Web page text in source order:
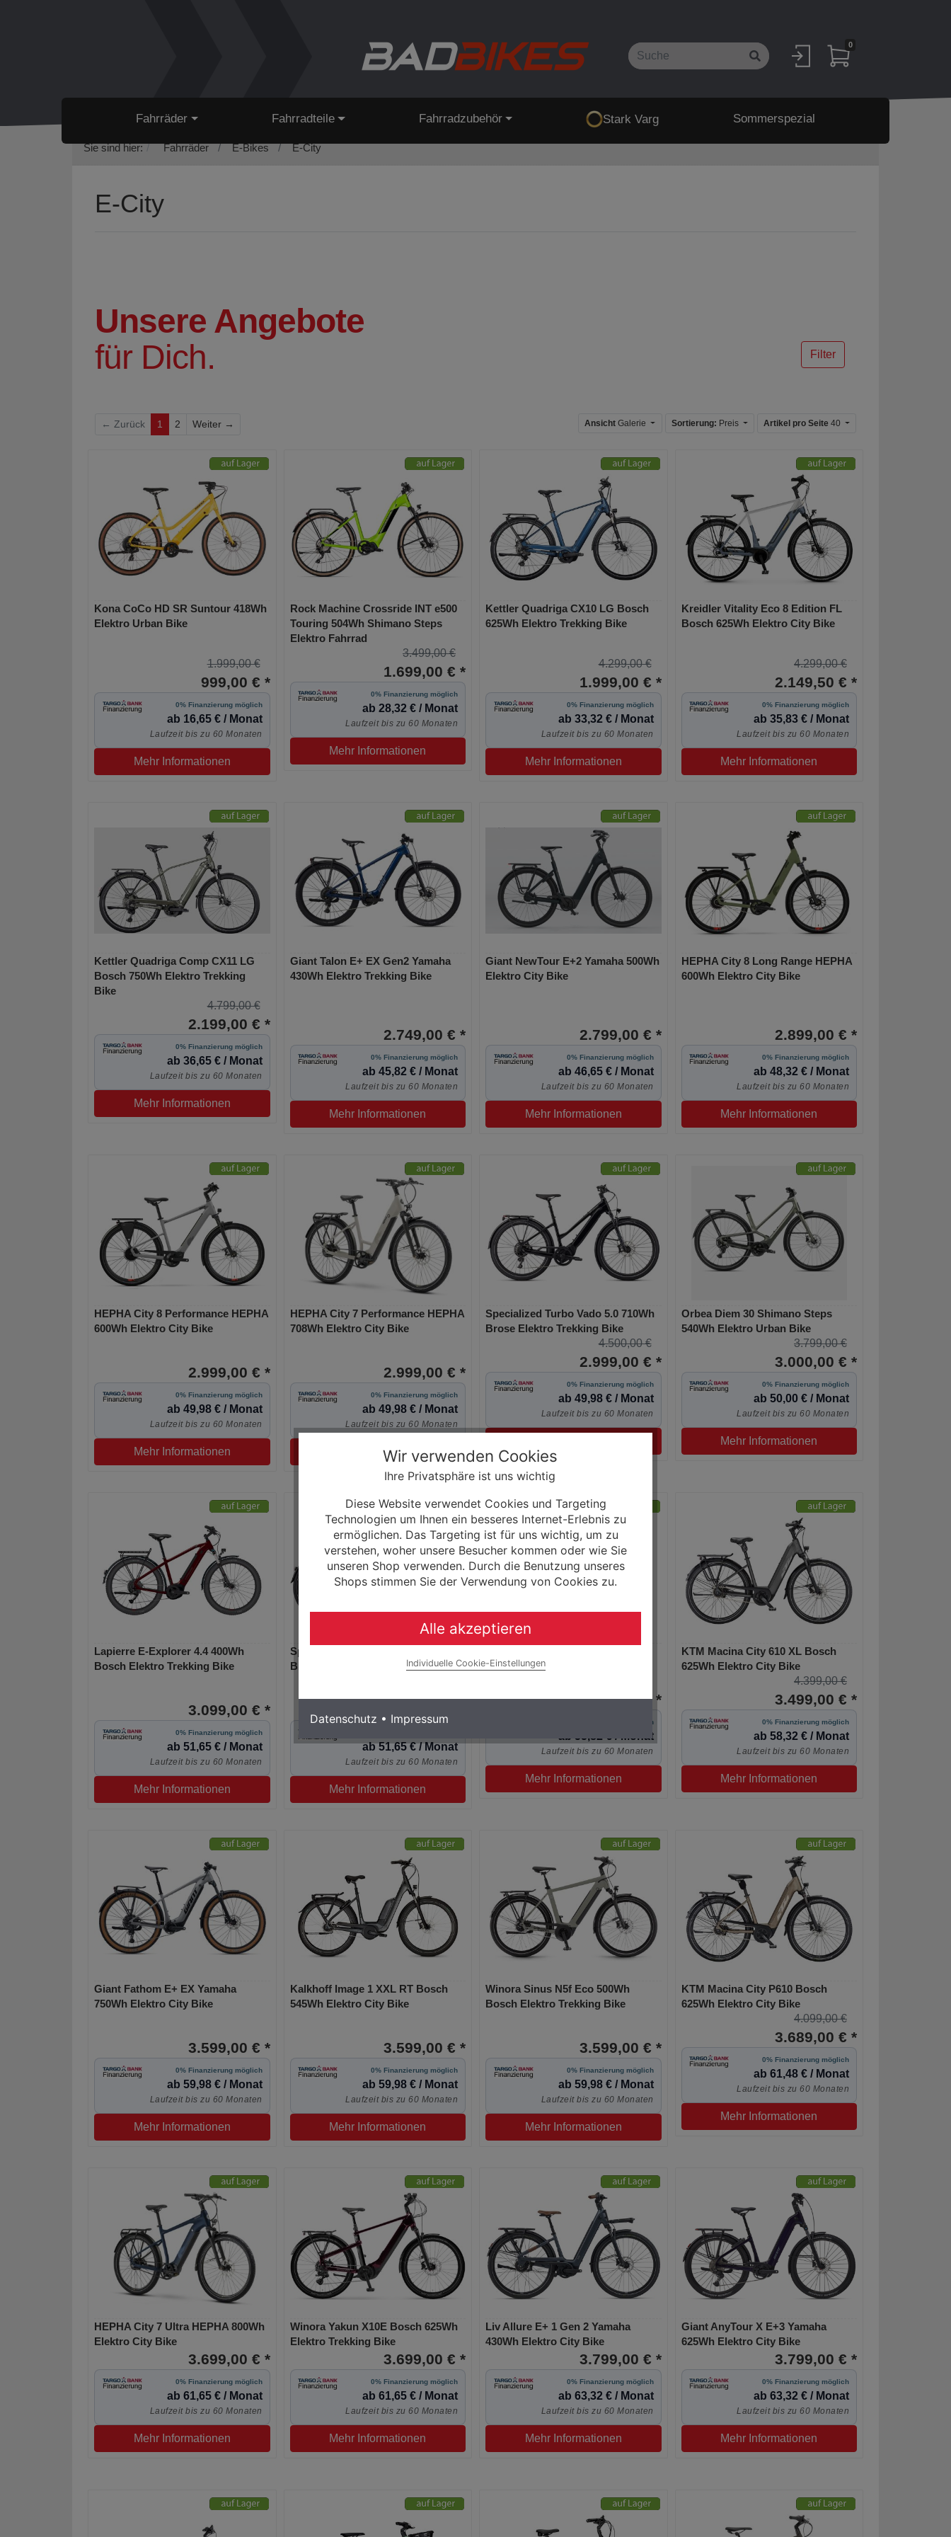
0
Fahrräder Fahrradteile Fahrradzubehör Stark Varg Sommerspezial
Sie sind hier: Fahrräder E-Bikes E-City
E-City
Unsere Angebote
für Dich.
Filter
← Zurück 1 2 Weiter → Ansicht Galerie Sortierung: Preis Artikel pro Seite 40
Kona CoCo HD SR Suntour 418Wh
Elektro Urban Bike
1.999,00 €
999,00 € *
0% Finanzierung möglich
ab 16,65 € / Monat
Laufzeit bis zu 60 Monaten
Mehr Informationen
Rock Machine Crossride INT e500
Touring 504Wh Shimano Steps
Elektro Fahrrad
3.499,00 €
1.699,00 € *
0% Finanzierung möglich
ab 28,32 € / Monat
Laufzeit bis zu 60 Monaten
Mehr Informationen
Kettler Quadriga CX10 LG Bosch
625Wh Elektro Trekking Bike
4.299,00 €
1.999,00 € *
0% Finanzierung möglich
ab 33,32 € / Monat
Laufzeit bis zu 60 Monaten
Mehr Informationen
Kreidler Vitality Eco 8 Edition FL
Bosch 625Wh Elektro City Bike
4.299,00 €
2.149,50 € *
0% Finanzierung möglich
ab 35,83 € / Monat
Laufzeit bis zu 60 Monaten
Mehr Informationen
Kettler Quadriga Comp CX11 LG
Bosch 750Wh Elektro Trekking
Bike
4.799,00 €
2.199,00 € *
0% Finanzierung möglich
ab 36,65 € / Monat
Laufzeit bis zu 60 Monaten
Mehr Informationen
Giant Talon E+ EX Gen2 Yamaha
430Wh Elektro Trekking Bike
2.749,00 € *
0% Finanzierung möglich
ab 45,82 € / Monat
Laufzeit bis zu 60 Monaten
Mehr Informationen
Giant NewTour E+2 Yamaha 500Wh
Elektro City Bike
2.799,00 € *
0% Finanzierung möglich
ab 46,65 € / Monat
Laufzeit bis zu 60 Monaten
Mehr Informationen
HEPHA City 8 Long Range HEPHA
600Wh Elektro City Bike
2.899,00 € *
0% Finanzierung möglich
ab 48,32 € / Monat
Laufzeit bis zu 60 Monaten
Mehr Informationen
HEPHA City 8 Performance HEPHA
600Wh Elektro City Bike
2.999,00 € *
0% Finanzierung möglich
ab 49,98 € / Monat
Laufzeit bis zu 60 Monaten
Mehr Informationen
HEPHA City 7 Performance HEPHA
708Wh Elektro City Bike
2.999,00 € *
0% Finanzierung möglich
ab 49,98 € / Monat
Laufzeit bis zu 60 Monaten
Mehr Informationen
Specialized Turbo Vado 5.0 710Wh
Brose Elektro Trekking Bike
4.500,00 €
2.999,00 € *
0% Finanzierung möglich
ab 49,98 € / Monat
Laufzeit bis zu 60 Monaten
Orbea Diem 30 Shimano Steps
540Wh Elektro Urban Bike
3.799,00 €
3.000,00 € *
0% Finanzierung möglich
ab 50,00 € / Monat
Laufzeit bis zu 60 Monaten
Mehr Informationen
Lapierre E-Explorer 4.4 400Wh
Bosch Elektro Trekking Bike
3.099,00 € *
0% Finanzierung möglich
ab 51,65 € / Monat
Laufzeit bis zu 60 Monaten
Mehr Informationen
Specialized Turbo Vado 3.0 Woman
Brose Elektro Fahrrad
ab 51,65 € / Monat
Laufzeit bis zu 60 Monaten
Mehr Informationen
630Wh Elektro Urban Bike
3.349,00 € *
0% Finanzierung möglich
ab 55,82 € / Monat
Laufzeit bis zu 60 Monaten
Mehr Informationen
KTM Macina City 610 XL Bosch
625Wh Elektro City Bike
4.399,00 €
3.499,00 € *
0% Finanzierung möglich
ab 58,32 € / Monat
Laufzeit bis zu 60 Monaten
Mehr Informationen
Giant Fathom E+ EX Yamaha
750Wh Elektro City Bike
3.599,00 € *
0% Finanzierung möglich
ab 59,98 € / Monat
Laufzeit bis zu 60 Monaten
Mehr Informationen
Kalkhoff Image 1 XXL RT Bosch
545Wh Elektro City Bike
3.599,00 € *
0% Finanzierung möglich
ab 59,98 € / Monat
Laufzeit bis zu 60 Monaten
Mehr Informationen
Winora Sinus N5f Eco 500Wh
Bosch Elektro Trekking Bike
3.599,00 € *
0% Finanzierung möglich
ab 59,98 € / Monat
Laufzeit bis zu 60 Monaten
Mehr Informationen
KTM Macina City P610 Bosch
625Wh Elektro City Bike
4.099,00 €
3.689,00 € *
0% Finanzierung möglich
ab 61,48 € / Monat
Laufzeit bis zu 60 Monaten
Mehr Informationen
HEPHA City 7 Ultra HEPHA 800Wh
Elektro City Bike
3.699,00 € *
0% Finanzierung möglich
ab 61,65 € / Monat
Laufzeit bis zu 60 Monaten
Mehr Informationen
Winora Yakun X10E Bosch 625Wh
Elektro Trekking Bike
3.699,00 € *
0% Finanzierung möglich
ab 61,65 € / Monat
Laufzeit bis zu 60 Monaten
Mehr Informationen
Liv Allure E+ 1 Gen 2 Yamaha
430Wh Elektro City Bike
3.799,00 € *
0% Finanzierung möglich
ab 63,32 € / Monat
Laufzeit bis zu 60 Monaten
Mehr Informationen
Giant AnyTour X E+3 Yamaha
625Wh Elektro City Bike
3.799,00 € *
0% Finanzierung möglich
ab 63,32 € / Monat
Laufzeit bis zu 60 Monaten
Mehr Informationen
Wir verwenden Cookies
Ihre Privatsphäre ist uns wichtig
Diese Website verwendet Cookies und Targeting
Technologien um Ihnen ein besseres Internet-Erlebnis zu
ermöglichen. Das Targeting ist für uns wichtig, um zu
verstehen, woher unsere Besucher kommen oder wie Sie
unseren Shop verwenden. Durch die Benutzung unseres
Shops stimmen Sie der Verwendung von Cookies zu.
Alle akzeptieren
Individuelle Cookie-Einstellungen
Datenschutz • Impressum